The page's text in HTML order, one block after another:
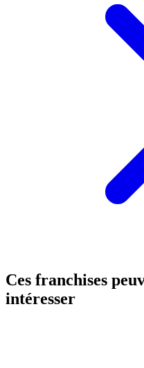
Ces franchises
intéresser